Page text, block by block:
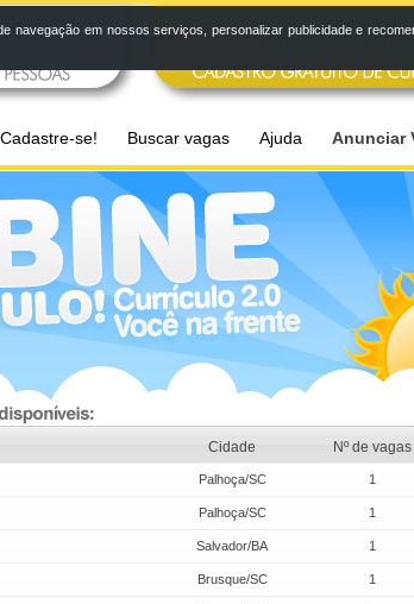
Cadastre-se! Buscar vagas Ajuda Anunciar
Cidade Nº de vagas
Palhoça/SC 1
Palhoça/SC 1
Salvador/BA 1
Brusque/SC 1
navegação em nossos serviços, personalizar publicidade e